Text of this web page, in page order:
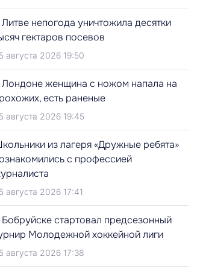
непогода уничтожила десятки
гектаров посевов
августа 2026 19:50
Лондоне женщина с ножом напала на
есть раненые
августа 2026 19:45
из лагеря «Дружные ребята»
с профессией
августа 2026 17:41
Бобруйске стартовал предсезонный
Молодежной хоккейной лиги
августа 2026 17:38